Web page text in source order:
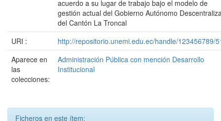
acuerdo a su lugar de trabajo bajo el modelo de
gestión actual del Gobierno Autónomo
del Cantón La Troncal
URI :
http://repositorio.unemi.edu.ec/handle/123456789/
Aparece en
las
colecciones:
Administración Pública con mención Desarrollo
Institucional
Ficheros en este ítem: